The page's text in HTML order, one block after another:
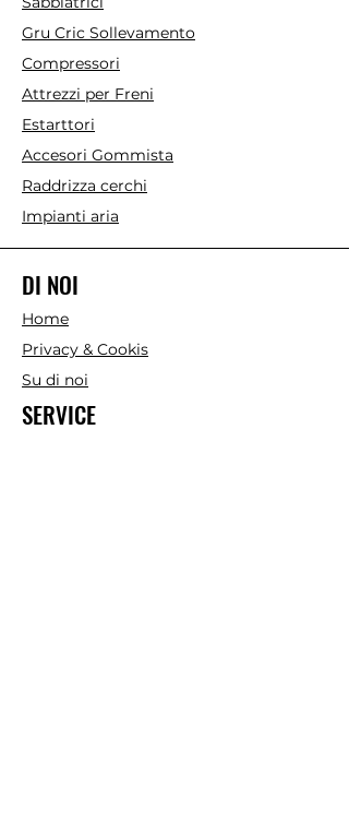
Gru Cric Sollevamento
Compressori
Attrezzi per Freni
Estarttori
Accesori Gommista
Raddrizza cerchi
Impianti aria
DI NOI
Home
Privacy & Cookis
Su di noi
SERVICE